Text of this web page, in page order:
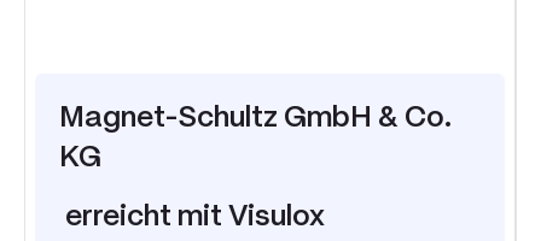
Magnet-Schultz GmbH & Co.
KG
erreicht mit Visulox